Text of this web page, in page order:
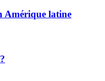
Amérique latine